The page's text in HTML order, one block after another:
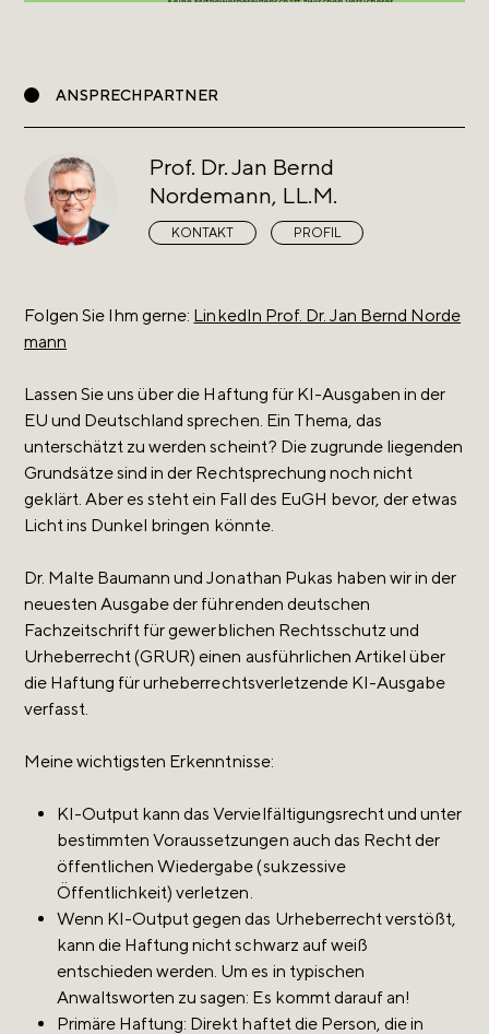
ANSPRECHPARTNER
Prof. Dr. Jan Bernd
Nordemann, LL.M.
KONTAKT PROFIL
Folgen Sie Ihm gerne: LinkedIn Prof. Dr. Jan Bernd Norde
mann
Lassen Sie uns über die Haftung für KI-Ausgaben in der
EU und Deutschland sprechen. Ein Thema, das
unterschätzt zu werden scheint? Die zugrunde liegenden
Grundsätze sind in der Rechtsprechung noch nicht
geklärt. Aber es steht ein Fall des EuGH bevor, der etwas
Licht ins Dunkel bringen könnte.
Dr. Malte Baumann und Jonathan Pukas haben wir in der
neuesten Ausgabe der führenden deutschen
Fachzeitschrift für gewerblichen Rechtsschutz und
Urheberrecht (GRUR) einen ausführlichen Artikel über
die Haftung für urheberrechtsverletzende KI-Ausgabe
verfasst.
Meine wichtigsten Erkenntnisse:
KI-Output kann das Vervielfältigungsrecht und unter
bestimmten Voraussetzungen auch das Recht der
öffentlichen Wiedergabe (sukzessive
Öffentlichkeit) verletzen.
Wenn KI-Output gegen das Urheberrecht verstößt,
kann die Haftung nicht schwarz auf weiß
entschieden werden. Um es in typischen
Anwaltsworten zu sagen: Es kommt darauf an!
Primäre Haftung: Direkt haftet die Person, die in